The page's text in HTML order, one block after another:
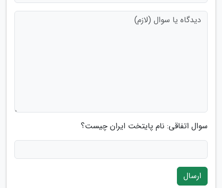
سوال اتفاقی: نام پایتخت ایران چیست؟
ارسال